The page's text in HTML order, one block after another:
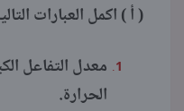
( أ ) اكمل العبارات
معدل التفاعل
الحرارة.